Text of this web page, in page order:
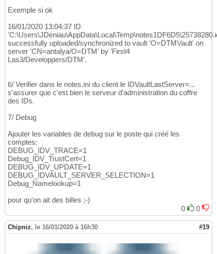
Exemple si ok
16/01/2020 13:04:37 ID
successfully uploaded/synchronized to vault 'O=DTMVault' on
server 'CN=antalya/O=DTM' by 'First4
Las3/Developpers/DTM'.
6/ Verifier dans le notes.ini du client le IDVaultLastServer=...
s'assurer que c'est bien le serveur d'administration du coffre
des IDs.
7/ Debug
Ajouter les variables de debug sur le poste qui créé les
comptes:
DEBUG_IDV_TRACE=1
Debug_IDV_TrustCert=1
DEBUG_IDV_UPDATE=1
DEBUG_IDVAULT_SERVER_SELECTION=1
Debug_Namelookup=1
pour qu'on ait des billes ;-)
0
0
Chipniz, le 16/01/2020 à 16h30 #19